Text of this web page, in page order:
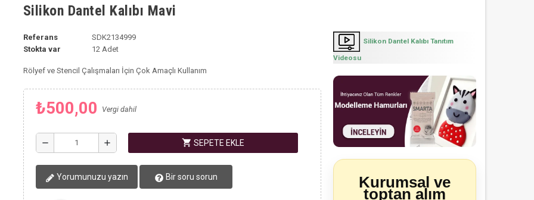
Silikon Dantel Kalıbı Mavi
Referans
SDK2134999
Stokta var
12 Adet
Rölyef ve Stencil Çalışmaları İçin Çok Amaçlı Kullanım
₺500,00 Vergi dahil
remove add shopping_cart SEPETE EKLE
Yorumunuzu yazın Bir soru sorun
Silikon Dantel Kalıbı Tanıtım
Videosu
Kurumsal ve
toptan alım